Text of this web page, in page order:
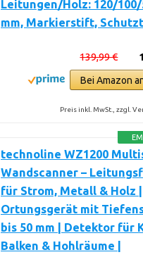
Leitungen/Holz: 120/
mm, Markierstift,
139,99 €
Bei Amazon
Preis inkl. MwSt., zzgl.
technoline WZ1200
Wandscanner –
für Strom, Metall & Holz |
Ortungsgerät mit
bis 50 mm | Detektor für
Balken & Hohlräume |